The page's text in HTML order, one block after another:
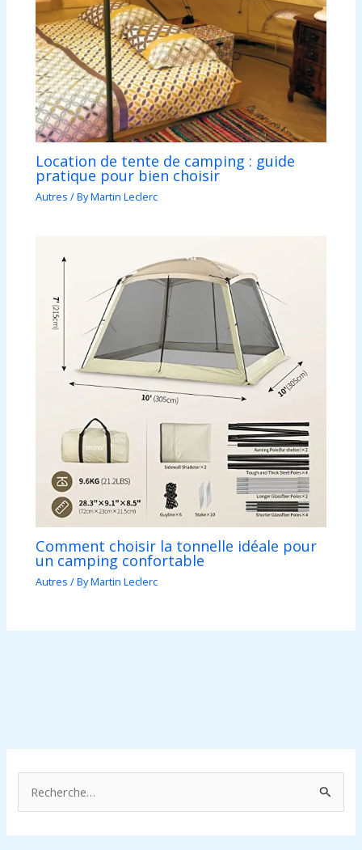
Location de tente de camping : guide
pratique pour bien choisir
Autres / ByMartin Leclerc
Comment choisir la tonnelle idéale pour
un camping confortable
Autres / ByMartin Leclerc
e
c